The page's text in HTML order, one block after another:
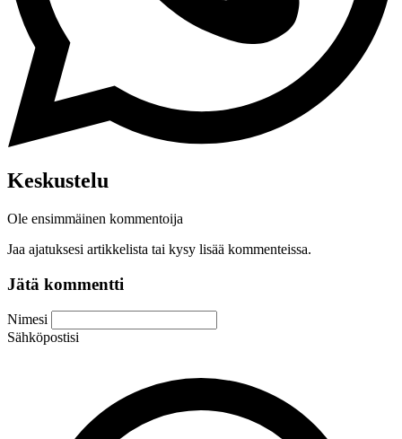
Keskustelu
Ole ensimmäinen kommentoija
Jaa ajatuksesi artikkelista tai kysy lisää kommenteissa.
Jätä kommentti
Nimesi
Sähköpostisi